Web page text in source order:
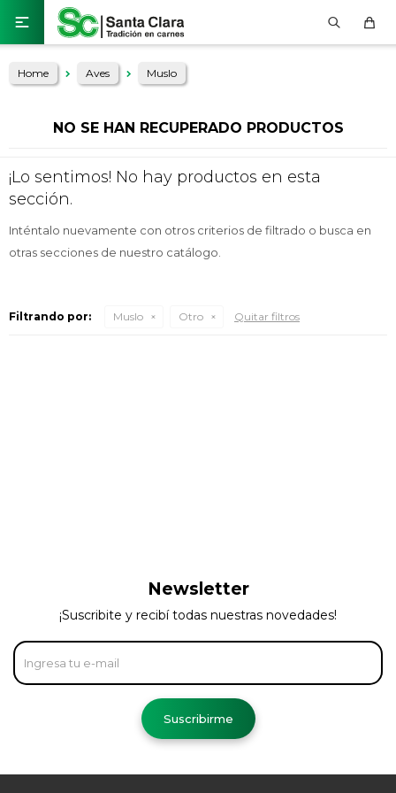

Home Aves Muslo
NO SE HAN RECUPERADO PRODUCTOS
¡Lo sentimos! No hay productos en esta
sección.
Inténtalo nuevamente con otros criterios de filtrado o busca en
otras secciones de nuestro catálogo.
Filtrando por: Muslo Otro Quitar filtros
Newsletter
¡Suscribite y recibí todas nuestras novedades!
Suscribirme